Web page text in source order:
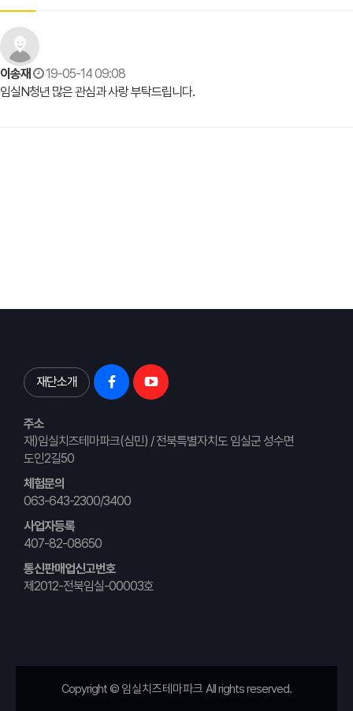
이송재
19-05-14 09:08
임실N청년 많은 관심과 사랑 부탁드립니다.
재단소개
주소
재)임실치즈테마파크(심민) / 전북특별자치도 임실군 성수면
도인2길50
체험문의
063-643-2300/3400
사업자등록
407-82-08650
통신판매업신고번호
제2012-전북임실-00003호
Copyright © 임실치즈테마파크 All rights reserved.